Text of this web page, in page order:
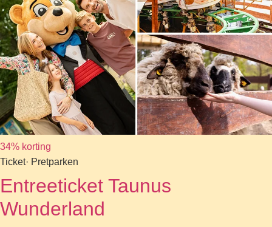
34% korting
Ticket· Pretparken
Entreeticket Taunus
Wunderland